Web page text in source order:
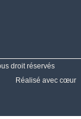
Tous droit réservés
avec cœur